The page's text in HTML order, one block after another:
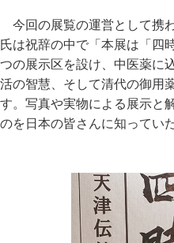
今回の展覧の運営として携
氏は祝辞の中で「本展は「四
つの展示区を設け、中医薬に
活の智慧、そして清代の御用
す。写真や実物による展示と
のを日本の皆さんに知ってい